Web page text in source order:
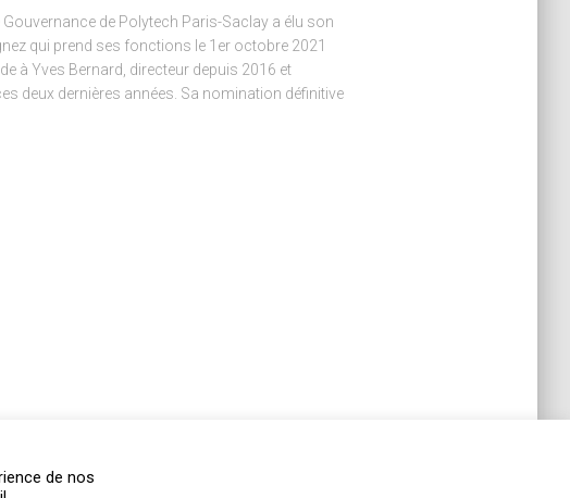
Gouvernance de Polytech Paris-Saclay a élu son
qui prend ses fonctions le 1er octobre 2021
à Yves Bernard, directeur depuis 2016 et
deux dernières années. Sa nomination définitive
de nos